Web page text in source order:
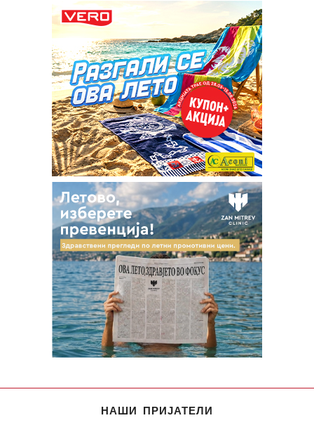
НАШИ ПРИЈАТЕЛИ